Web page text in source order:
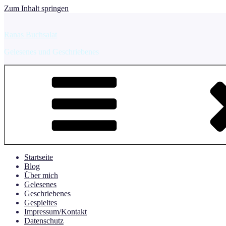
Zum Inhalt springen
Ranas Buchsalat
Gelesenes und Geschriebenes
Startseite
Blog
Über mich
Gelesenes
Geschriebenes
Gespieltes
Impressum/Kontakt
Datenschutz